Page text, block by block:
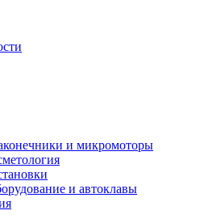
и микромоторы
и автоклавы